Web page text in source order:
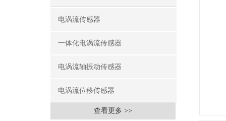
电涡流传感器
一体化电涡流传感器
电涡流轴振动传感器
电涡流位移传感器
查看更多 >>